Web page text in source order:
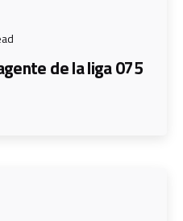
de la liga 075